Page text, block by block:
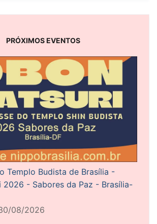
PRÓXIMOS EVENTOS
Templo Budista de Brasília -
2026 - Sabores da Paz - Brasília-
08/2026